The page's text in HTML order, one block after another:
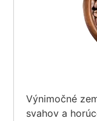
Výnimočné
svahov a